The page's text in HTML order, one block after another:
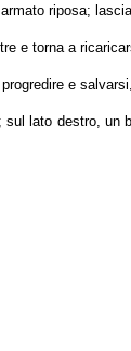
riposa;
e torna a
e
lato destro,